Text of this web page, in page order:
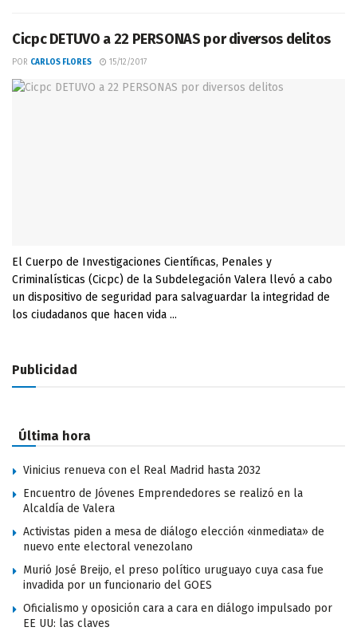
Cicpc DETUVO a 22 PERSONAS por diversos delitos
POR CARLOS FLORES 15/12/2017
El Cuerpo de Investigaciones Científicas, Penales y
Criminalísticas (Cicpc) de la Subdelegación Valera llevó a cabo
un dispositivo de seguridad para salvaguardar la integridad de
los ciudadanos que hacen vida ...
Publicidad
Última hora
Vinicius renueva con el Real Madrid hasta 2032
Encuentro de Jóvenes Emprendedores se realizó en la
Alcaldía de Valera
Activistas piden a mesa de diálogo elección «inmediata» de
nuevo ente electoral venezolano
Murió José Breijo, el preso político uruguayo cuya casa fue
invadida por un funcionario del GOES
Oficialismo y oposición cara a cara en diálogo impulsado por
EE UU: las claves